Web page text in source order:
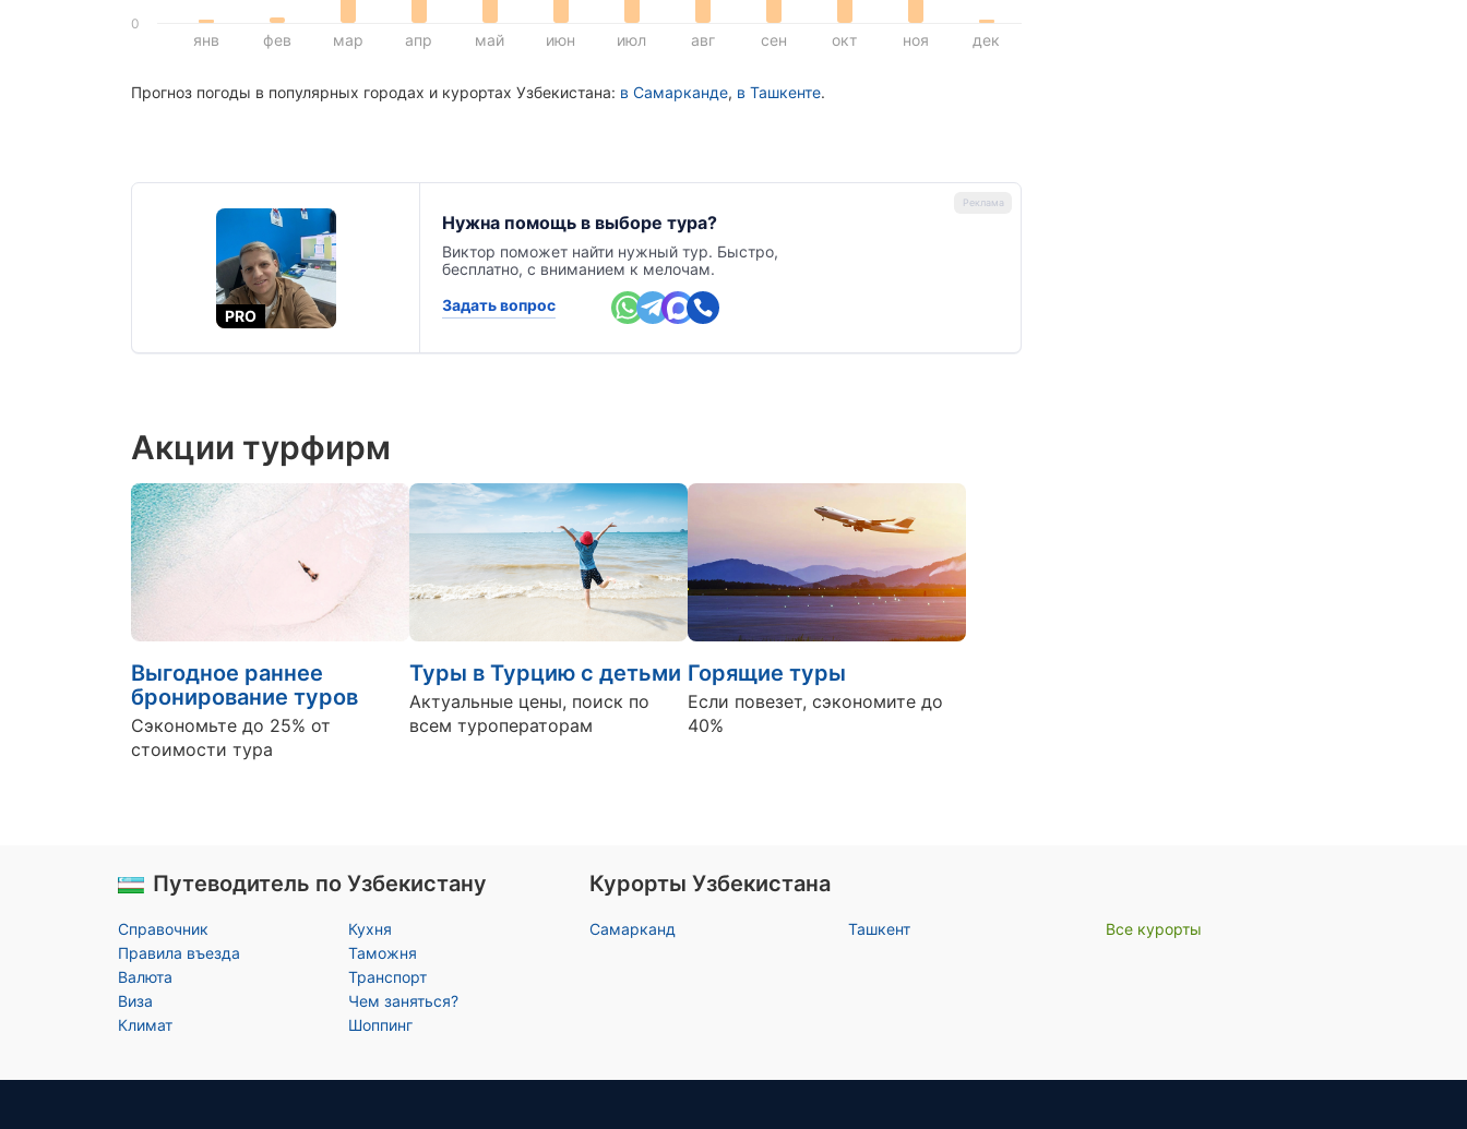
0
янв фев мар апр май июн июл авг сен окт ноя дек
Прогноз погоды в популярных городах и курортах Узбекистана: в Самарканде, в Ташкенте.
PRO
Нужна помощь в выборе тура?
Виктор поможет найти нужный тур. Быстро,
бесплатно, с вниманием к мелочам.
Задать вопрос
Акции турфирм
Выгодное раннее
бронирование туров
Сэкономьте до 25% от
стоимости тура
Туры в Турцию с детьми
Актуальные цены, поиск по
всем туроператорам
Горящие туры
Если повезет, сэкономите до
40%
Путеводитель по Узбекистану
Справочник
Правила въезда
Валюта
Виза
Климат
Кухня
Таможня
Транспорт
Чем заняться?
Шоппинг
Курорты Узбекистана
Самарканд Ташкент Все курорты